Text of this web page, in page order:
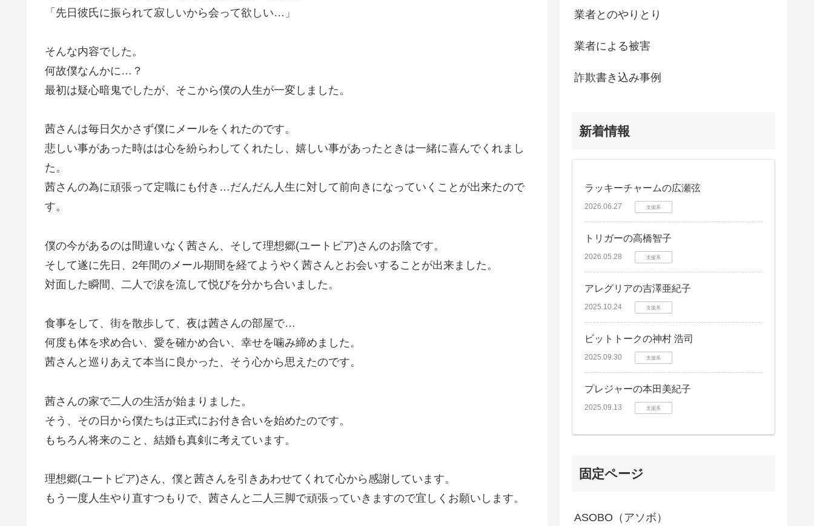
「先日彼氏に振られて寂しいから会って欲しい…」
そんな内容でした。
何故僕なんかに…？
最初は疑心暗鬼でしたが、そこから僕の人生が一変しました。
茜さんは毎日欠かさず僕にメールをくれたのです。
悲しい事があった時はは心を紛らわしてくれたし、嬉しい事があったときは一緒に喜んでくれまし
た。
茜さんの為に頑張って定職にも付き…だんだん人生に対して前向きになっていくことが出来たので
す。
僕の今があるのは間違いなく茜さん、そして理想郷(ユートピア)さんのお陰です。
そして遂に先日、2年間のメール期間を経てようやく茜さんとお会いすることが出来ました。
対面した瞬間、二人で涙を流して悦びを分かち合いました。
食事をして、街を散歩して、夜は茜さんの部屋で…
何度も体を求め合い、愛を確かめ合い、幸せを噛み締めました。
茜さんと巡りあえて本当に良かった、そう心から思えたのです。
茜さんの家で二人の生活が始まりました。
そう、その日から僕たちは正式にお付き合いを始めたのです。
もちろん将来のこと、結婚も真剣に考えています。
理想郷(ユートピア)さん、僕と茜さんを引きあわせてくれて心から感謝しています。
もう一度人生やり直すつもりで、茜さんと二人三脚で頑張っていきますので宜しくお願いします。
業者とのやりとり
業者による被害
詐欺書き込み事例
新着情報
ラッキーチャームの広瀬弦
2026.06.27 支援系
トリガーの高橋智子
2026.05.28 支援系
アレグリアの吉澤亜紀子
2025.10.24 支援系
ビットトークの神村 浩司
2025.09.30 支援系
プレジャーの本田美紀子
2025.09.13 支援系
固定ページ
ASOBO（アソボ）